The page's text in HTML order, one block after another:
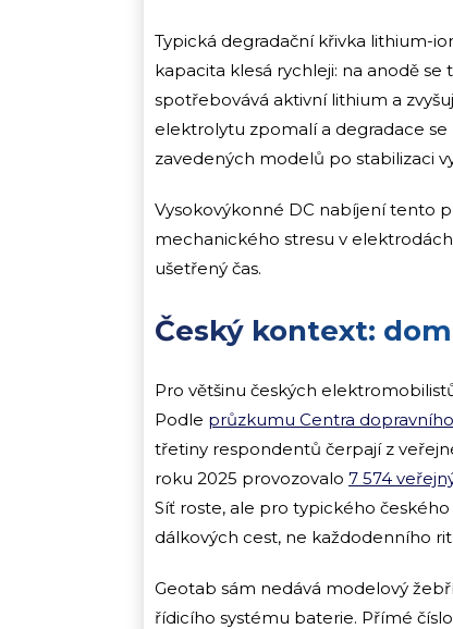
Typická degradační křivka lithium-
kapacita klesá rychleji: na anodě se
spotřebovává aktivní lithium a
elektrolytu zpomalí a degradace se
zavedených modelů po stabilizaci
Vysokovýkonné DC nabíjení tento
mechanického stresu v
ušetřený čas.
Český kontext:
Pro většinu českých
Podle průzkumu Centra
třetiny respondentů čerpají z
roku 2025 provozovalo 7 574
Síť roste, ale pro typického
dálkových cest, ne každodenního
Geotab sám nedává modelový
řídicího systému baterie. Přímé